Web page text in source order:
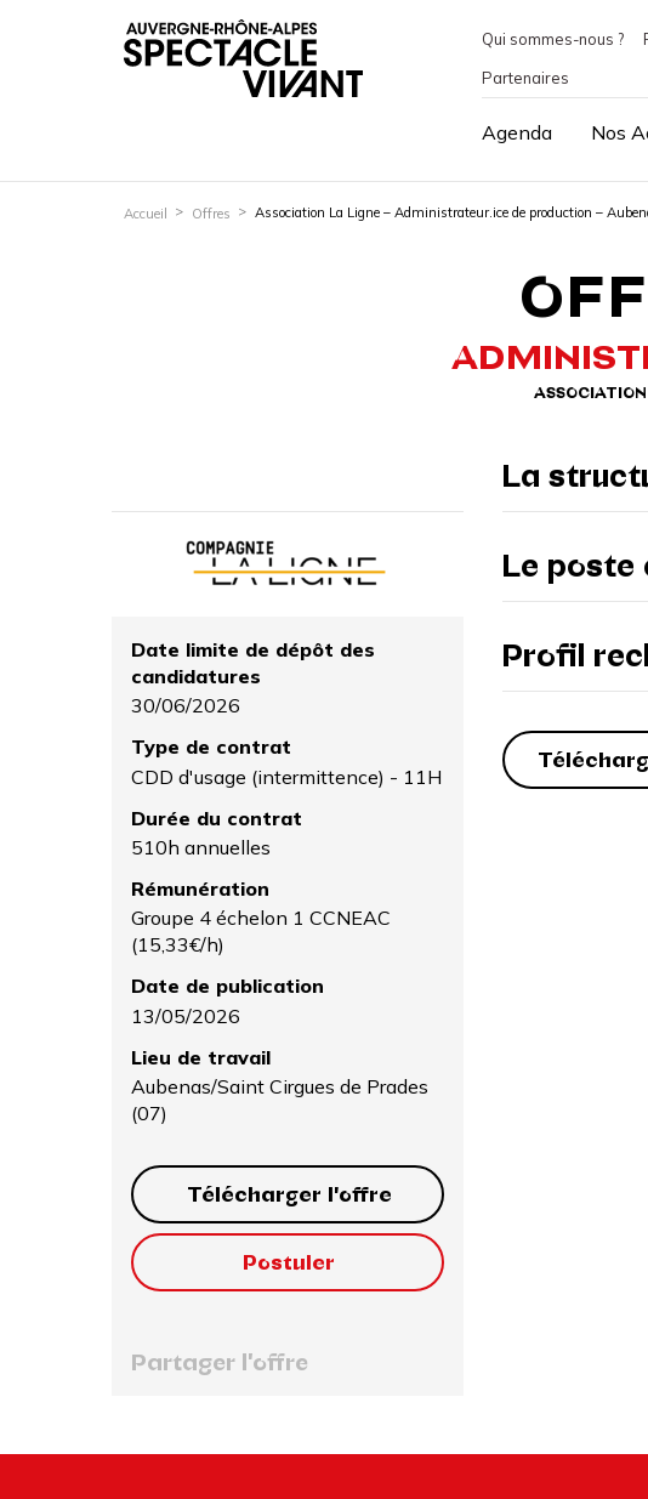
Qui sommes-nous ?
Partenaires
Agenda Nos
Accueil Offres Association La Ligne – Administrateur.ice de production –
Date limite de dépôt des
candidatures
30/06/2026
Type de contrat
CDD d'usage (intermittence) - 11H
Durée du contrat
510h annuelles
Rémunération
Groupe 4 échelon 1 CCNEAC
(15,33€/h)
Date de publication
13/05/2026
Lieu de travail
Aubenas/Saint Cirgues de Prades
(07)
Télécharger l'offre
Postuler
Partager l'offre
La
Le poste
Profil